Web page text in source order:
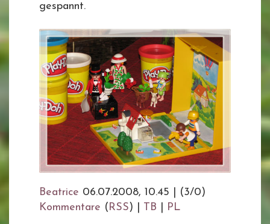
gespannt.
Beatrice 06.07.2008, 10.45
(3/0)
Kommentare ( RSS) | TB PL